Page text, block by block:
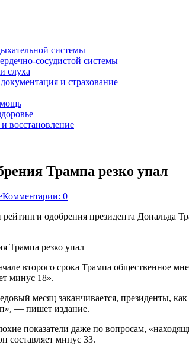
системы
сосудистой системы
слуха
и страхование
восстановление
Трампа резко упал
Комментарии: 0
одобрения президента Дональда
второго срока Трампа общественное
минус 18».
месяц заканчивается, президенты,
— пишет издание.
показатели даже по вопросам,
составляет минус 33.